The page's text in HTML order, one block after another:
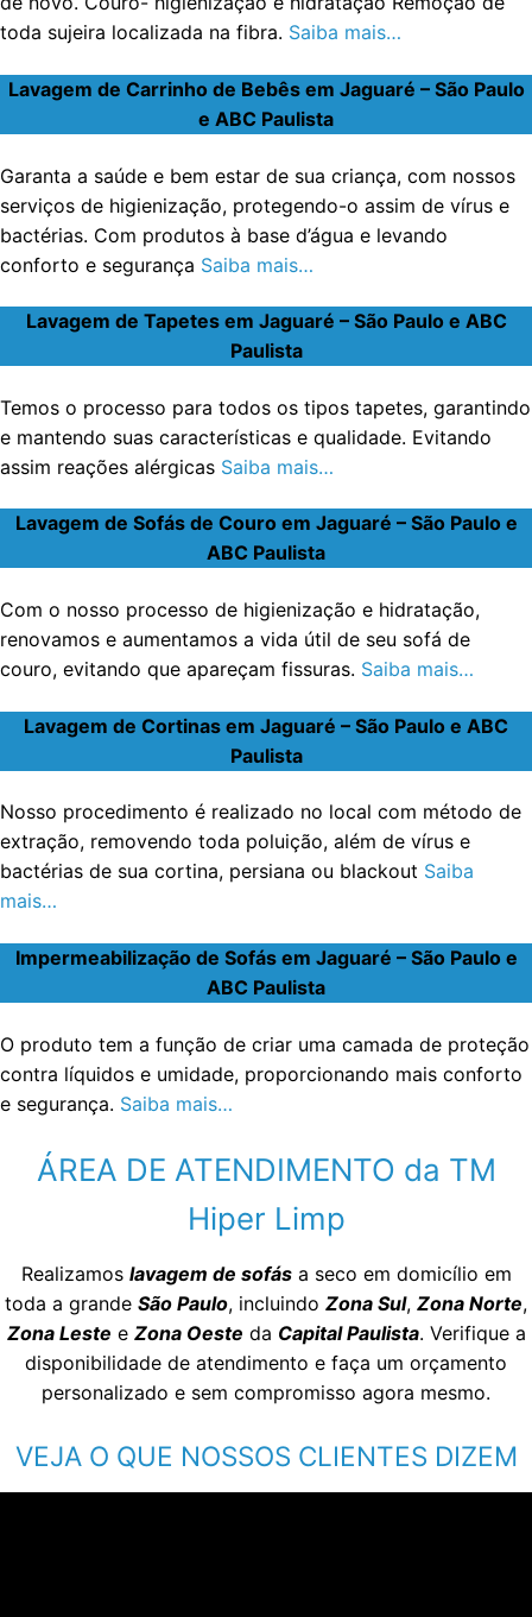
toda sujeira localizada na fibra. Saiba mais…
Lavagem de Carrinho de Bebês em Jaguaré – São Paulo
e ABC Paulista
Garanta a saúde e bem estar de sua criança, com nossos
serviços de higienização, protegendo-o assim de vírus e
bactérias. Com produtos à base d’água e levando
conforto e segurança Saiba mais…
Lavagem de Tapetes em Jaguaré – São Paulo e ABC
Paulista
Temos o processo para todos os tipos tapetes, garantindo
e mantendo suas características e qualidade. Evitando
assim reações alérgicas Saiba mais…
Lavagem de Sofás de Couro em Jaguaré – São Paulo e
ABC Paulista
Com o nosso processo de higienização e hidratação,
renovamos e aumentamos a vida útil de seu sofá de
couro, evitando que apareçam fissuras. Saiba mais…
Lavagem de Cortinas em Jaguaré – São Paulo e ABC
Paulista
Nosso procedimento é realizado no local com método de
extração, removendo toda poluição, além de vírus e
bactérias de sua cortina, persiana ou blackout Saiba
mais…
Impermeabilização de Sofás em Jaguaré – São Paulo e
ABC Paulista
O produto tem a função de criar uma camada de proteção
contra líquidos e umidade, proporcionando mais conforto
e segurança. Saiba mais…
ÁREA DE ATENDIMENTO da TM
Hiper Limp
Realizamos lavagem de sofása seco em domicílio em
toda a grande São Paulo, incluindo Zona Sul, Zona Norte,
Zona Leste e Zona Oeste da Capital Paulista. Verifique a
disponibilidade de atendimento e faça um orçamento
personalizado e sem compromisso agora mesmo.
VEJA O QUE NOSSOS CLIENTES DIZEM